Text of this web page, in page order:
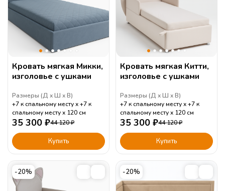
Кровать мягкая Микки,
изголовье с ушками
Размеры (Д Ш В)
+7 к спальному месту
+7 к
спальному месту
120 см
35 300 ₽44 120₽
Купить
Кровать мягкая Китти,
изголовье с ушками
Размеры (Д Ш В)
+7 к спальному месту
+7 к
спальному месту
120 см
35 300 ₽44 120₽
Купить
-20% -20%